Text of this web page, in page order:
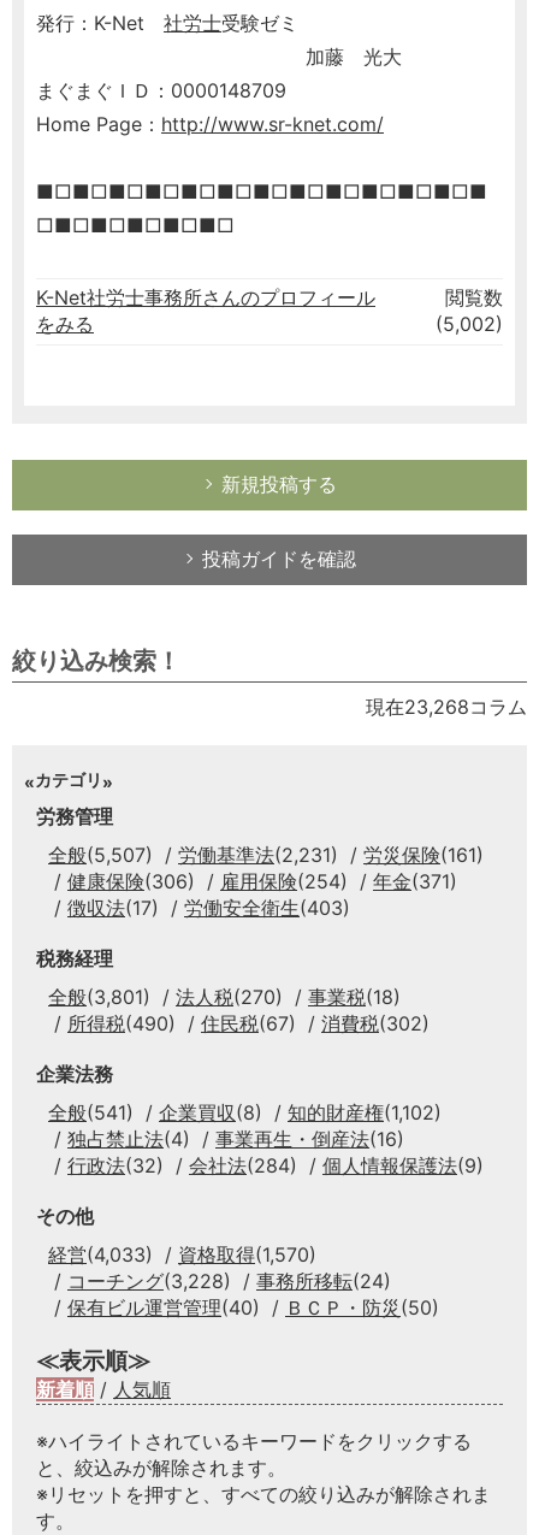
発行：K-Net 社労士受験ゼミ
加藤 光大
まぐまぐＩＤ：0000148709
Home Page： http://www.sr-knet.com/
■□■□■□■□■□■□■□■□■□■□■□■□■
□■□■□■□■□■□
K-Net社労士事務所さんのプロフィール
をみる
閲覧数
(5,002)
新規投稿する
投稿ガイドを確認
絞り込み検索！
現在23,268コラム
カテゴリ
労務管理
全般(5,507) 労働基準法(2,231) 労災保険(161)
健康保険(306) 雇用保険(254) 年金(371)
徴収法(17) 労働安全衛生(403)
税務経理
全般(3,801) 法人税(270) 事業税(18)
所得税(490) 住民税(67) 消費税(302)
企業法務
全般(541) 企業買収(8) 知的財産権(1,102)
独占禁止法(4) 事業再生・倒産法(16)
行政法(32) 会社法(284) 個人情報保護法(9)
その他
経営(4,033) 資格取得(1,570)
コーチング(3,228) 事務所移転(24)
保有ビル運営管理(40) ＢＣＰ・防災 (50)
≪表示順≫
新着順 / 人気順
※ハイライトされているキーワードをクリックする
と、絞込みが解除されます。
※リセットを押すと、すべての絞り込みが解除されま
す。